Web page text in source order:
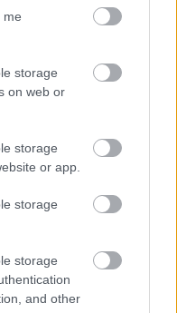
me
storage
on web or
storage
or app.
storage
storage
and other
ny möjlighet för
färg på
nyhetsbrev
Prenumerera